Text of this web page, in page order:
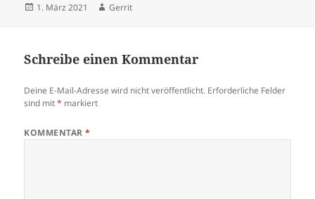
Veröffentlicht
1. März 2021 Autor
Gerrit
Schreibe einen Kommentar
Deine E-Mail-Adresse wird nicht veröffentlicht. Erforderliche Felder
sind mit* markiert
KOMMENTAR*